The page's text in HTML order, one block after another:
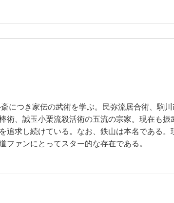
につき家伝の武術を学ぶ。民弥流居合術、駒
術、誠玉小栗流殺活術の五流の宗家。現在も振
追求し続けている。なお、鉄山は本名である。
ァンにとってスター的な存在である。